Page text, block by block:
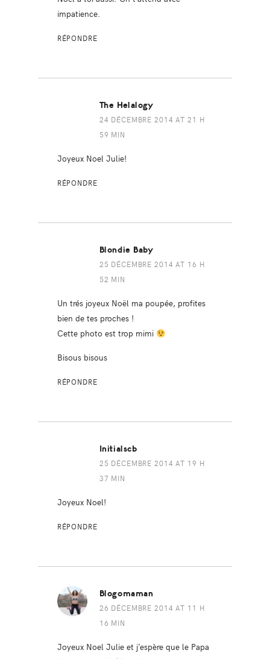
impatience.
RÉPONDRE
The Helalogy
24 DÉCEMBRE 2014 AT 21 H
59 MIN
Joyeux Noel Julie!
RÉPONDRE
Blondie Baby
25 DÉCEMBRE 2014 AT 16 H
52 MIN
Un trés joyeux Noël ma poupée, profites
bien de tes proches !
Cette photo est trop mimi
Bisous bisous
RÉPONDRE
Initialscb
25 DÉCEMBRE 2014 AT 19 H
37 MIN
Joyeux Noel!
RÉPONDRE
Blogomaman
26 DÉCEMBRE 2014 AT 11 H
16 MIN
Joyeux Noel Julie et j’espère que le Papa